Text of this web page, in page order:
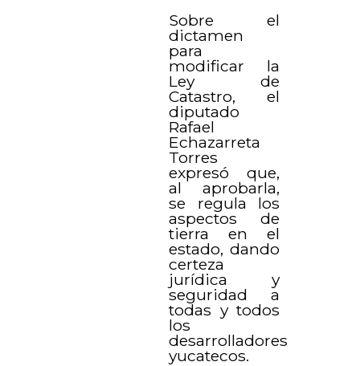
Sobre el
dictamen
para
modificar la
Ley de
Catastro, el
diputado
Rafael
Echazarreta
Torres
expresó que,
al aprobarla,
se regula los
aspectos de
tierra en el
estado, dando
certeza
jurídica y
seguridad a
todas y todos
los
desarrolladores
yucatecos.